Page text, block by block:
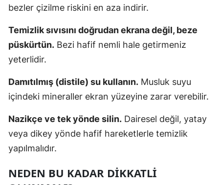
bezler çizilme riskini en aza indirir.
Temizlik sıvısını doğrudan ekrana değil, beze
püskürtün. Bezi hafif nemli hale getirmeniz
yeterlidir.
Damıtılmış (distile) su kullanın. Musluk suyu
içindeki mineraller ekran yüzeyine zarar verebilir.
Nazikçe ve tek yönde silin. Dairesel değil, yatay
veya dikey yönde hafif hareketlerle temizlik
yapılmalıdır.
NEDEN BU KADAR DIKKATLI